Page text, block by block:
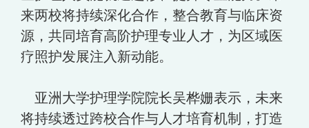
来两校将持续深化合作，整合教育与临床资
源，共同培育高阶护理专业人才，为区域医
疗照护发展注入新动能。
亚洲大学护理学院院长吴桦姗表示，未来
将持续透过跨校合作与人才培育机制，打造